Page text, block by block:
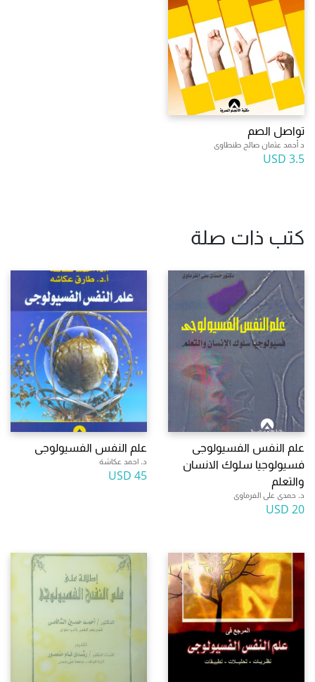
تواصل الصم
د أحمد عثمان صالح طنطاوى
3.5 USD
كتب ذات صلة
علم النفس الفسيولوجى
فسيولوجيا سلوك الانسان
والتعلم
د. حمدى على الفرماوى
20 USD
علم النفس الفسيولوجى
د. احمد عكاشة
45 USD